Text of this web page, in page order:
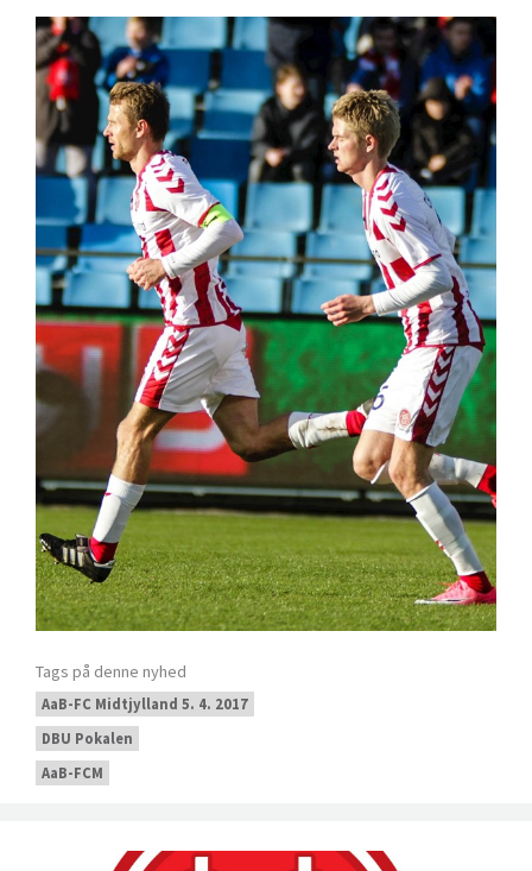
Tags på denne nyhed
AaB-FC Midtjylland 5. 4. 2017
DBU Pokalen
AaB-FCM